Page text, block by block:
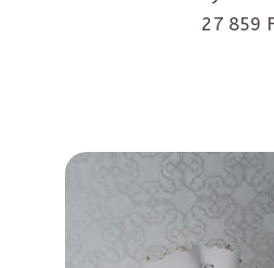
27 859